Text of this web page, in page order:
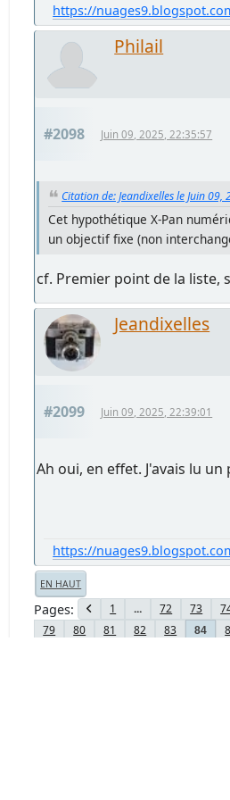
https://
Philail
#2098 Juin 09, 2025, 22:35:57
Citation de: Jeandixelles le Juin
Cet hypothétique X-Pan
un objectif fixe (non
cf. Premier point de la liste,
Jeandixelles
#2099 Juin 09, 2025, 22:39:01
Ah oui, en effet. J'avais lu
https://
EN HAUT
Pages 1 ... 72 73
79
80 81 82 83 84